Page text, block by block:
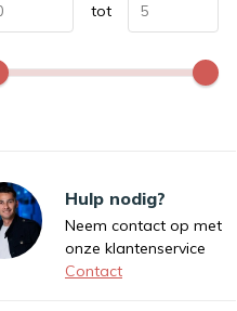
tot
Hulp nodig?
Neem contact op met
onze klantenservice
Contact